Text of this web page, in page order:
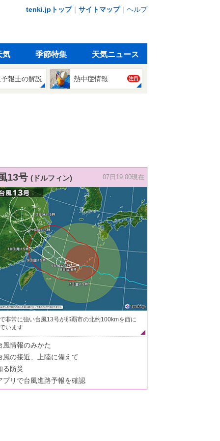
tenki.jpトップ｜ サイトマップ｜ ヘルプ
気 季節特集 天気ニュース
報士の解説 熱中症情報 注目
13号 (ドルフィン) 07日19:00現在
非常に強い台風13号が那覇市の北約100kmを西に
います
風情報のみかた
風の接近、上陸に備えて
る防災
プリで台風進路予報を確認